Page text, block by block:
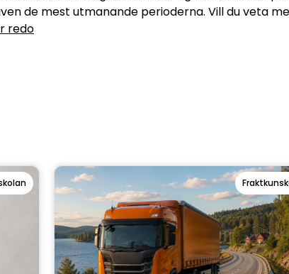
de mest utmanande perioderna. Vill du veta
redo